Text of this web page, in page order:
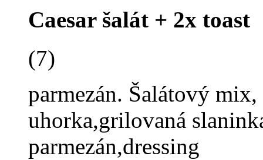
Caesar šalát + 2x toast
(7)
parmezán. Šalátový
uhorka,grilovaná
parmezán,dressing